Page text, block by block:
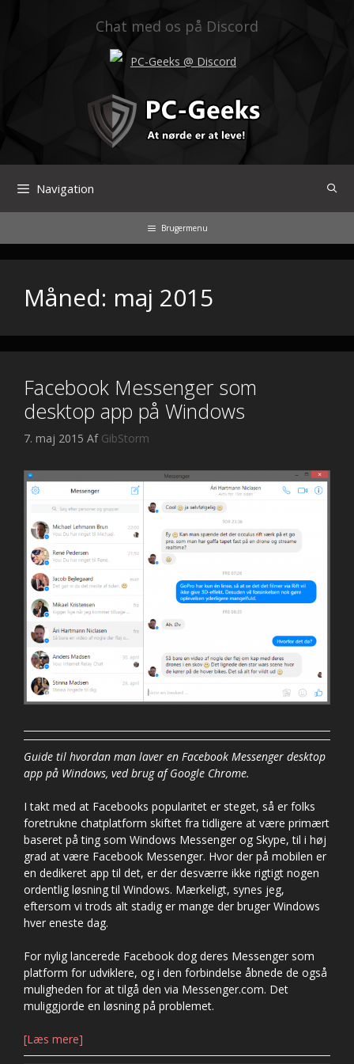
Chat med os på Discord
PC-Geeks @ Discord
Navigation
Brugermenu
Måned: maj 2015
Facebook Messenger som
desktop app på Windows
7. maj 2015 Af GibStorm
Guide til hvordan man laver en Facebook Messenger desktop
app på Windows, ved brug af Google Chrome.
I takt med at Facebooks popularitet er steget, så er folks
foretrukne chatplatform skiftet fra tidligere at være primært
baseret på ting som Windows Messenger og Skype, til i høj
grad at være Facebook Messenger. Hvor der på mobilen er
en dedikeret app til det, er der desværre ikke rigtigt nogen
ordentlig løsning til Windows. Mærkeligt, synes jeg,
eftersom vi trods alt stadig er mange der bruger Windows
hver eneste dag.
For nylig lancerede Facebook dog deres Messenger som
platform for udviklere, og i den forbindelse åbnede de også
muligheden for at tilgå den via Messenger.com. Det
muliggjorde en løsning på problemet.
[Læs mere]